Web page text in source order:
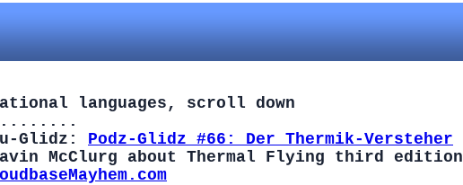
languages, scroll down
Glidz: Podz-Glidz #66: Der Thermik-Versteher
McClurg about Thermal Flying third edition